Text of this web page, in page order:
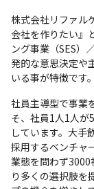
株式会社リファル
会社を作りたい』
ング事業（SES）
発的な意思決定や
いる事が特徴です。
社員主導型で事業
そ、社員1人1人が
しています。大手
採用するベンチャ
業態を問わず3000
り多くの選択肢を